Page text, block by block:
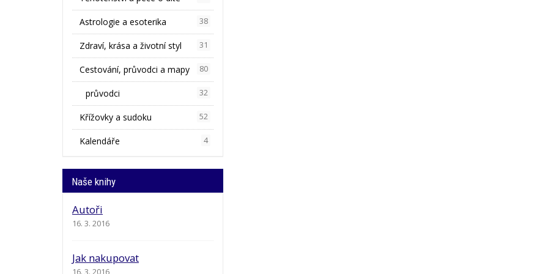
Astrologie a esoterika 38
Zdraví, krása a životní styl 31
Cestování, průvodci a mapy 80
průvodci 32
Křížovky a sudoku 52
Kalendáře 4
Naše knihy
Autoři
16. 3. 2016
Jak nakupovat